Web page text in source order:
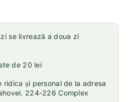
se livrează a doua zi
de 20 lei
ridica și personal de la adresa
224-226 Complex